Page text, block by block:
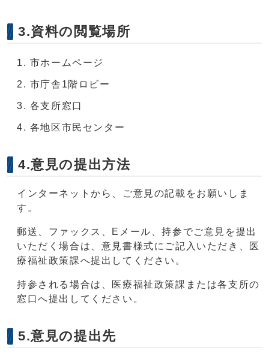
3.資料の閲覧場所
市ホームページ
市庁舎1階ロビー
各支所窓口
各地区市民センター
4.意見の提出方法
インターネットから、ご意見の記載をお願いしま
す。
郵送、ファックス、Eメール、持参でご意見を提出
いただく場合は、意見書様式にご記入いただき、医
療福祉政策課へ提出してください。
持参される場合は、医療福祉政策課または各支所の
窓口へ提出してください。
5.意見の提出先